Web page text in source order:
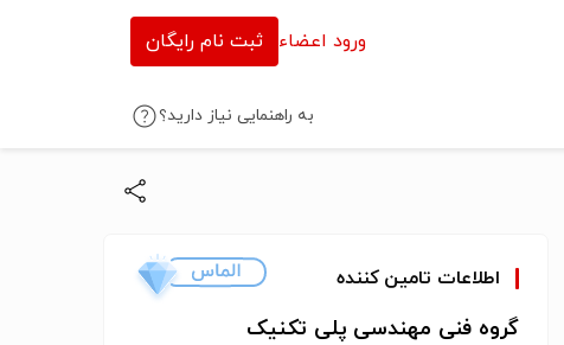
ورود اعضاء ثبت نام رایگان
به راهنمایی نیاز دارید؟
اطلاعات تامین کننده
گروه فنی مهندسی پلی تکنیک